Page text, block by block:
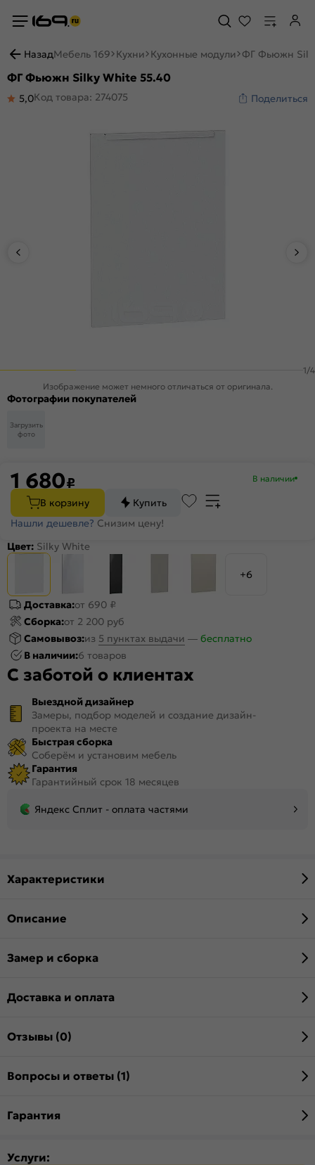
НазадМебель 169 Кухни Кухонные модули ФГ Фьюжн
ФГ Фьюжн Silky White 55.40
5,0Код товара: 274075 Поделиться
1/4
Изображение может немного отличаться от оригинала.
Фотографии покупателей
Загрузить
фото
1 680₽ В наличии
В корзину
Купить
Нашли дешевле? Снизим цену!
Цвет: Silky White
+6
Доставка:от 690 ₽
Сборка:от 2 200 руб
Самовывоз:из 5 пунктах выдачи — бесплатно
В наличии:6 товаров
С заботой о клиентах
Выездной дизайнер
Замеры, подбор моделей и создание дизайн-
проекта на месте
Быстрая сборка
Соберём и установим мебель
Гарантия
Гарантийный срок 18 месяцев
Яндекс Сплит - оплата частями
Характеристики
Описание
Замер и сборка
Доставка и оплата
Отзывы (0)
Вопросы и ответы (1)
Гарантия
Услуги: